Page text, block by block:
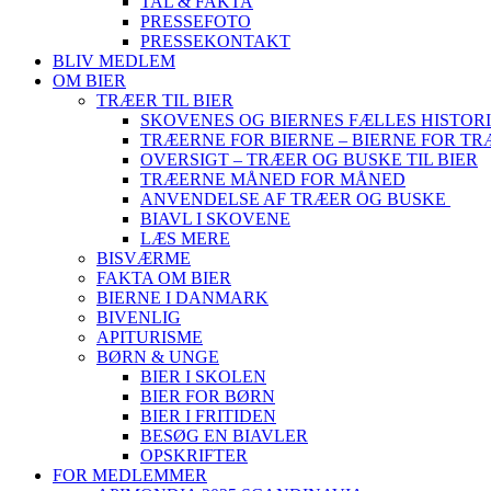
PRESSEFOTO
PRESSEKONTAKT
BLIV MEDLEM
OM BIER
TRÆER TIL BIER
SKOVENES OG BIERNES FÆLLES
TRÆERNE FOR BIERNE – BIERNE FOR
OVERSIGT – TRÆER OG BUSKE TIL BIER
TRÆERNE MÅNED FOR MÅNED
ANVENDELSE AF TRÆER OG BUSKE
BIAVL I SKOVENE
LÆS MERE
BISVÆRME
FAKTA OM BIER
BIERNE I DANMARK
BIVENLIG
APITURISME
BØRN & UNGE
BIER I SKOLEN
BIER FOR BØRN
BIER I FRITIDEN
BESØG EN BIAVLER
OPSKRIFTER
FOR MEDLEMMER